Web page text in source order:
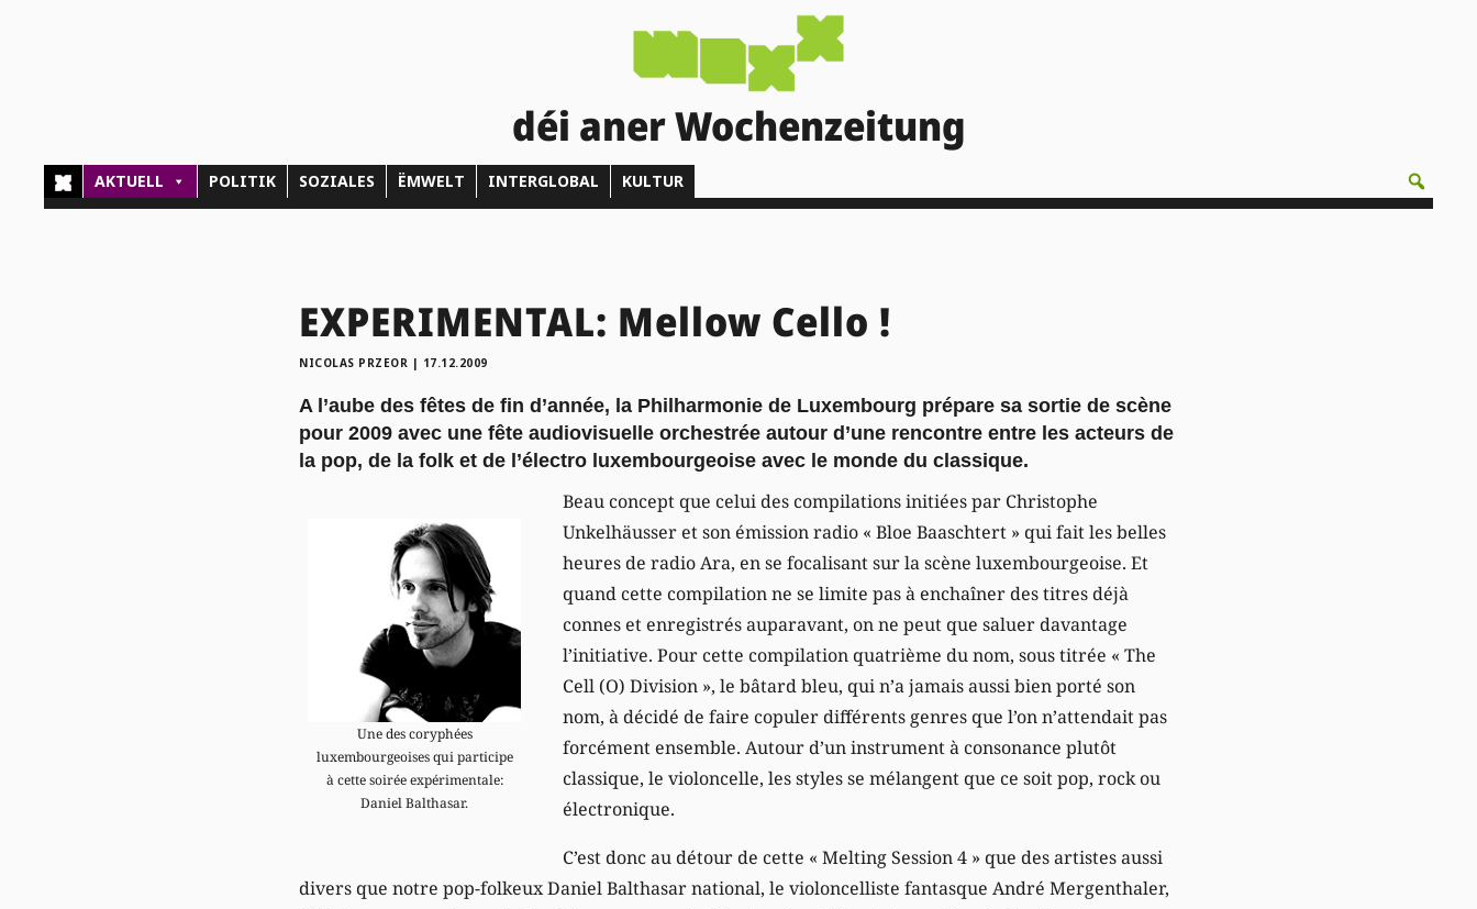
déi aner Wochenzeitung
AKTUELL POLITIK SOZIALES ËMWELT INTERGLOBAL KULTUR
EXPERIMENTAL: Mellow Cello !
NICOLAS PRZEOR | 17.12.2009
A l’aube des fêtes de fin d’année, la Philharmonie de Luxembourg prépare sa sortie de scène
pour 2009 avec une fête audiovisuelle orchestrée autour d’une rencontre entre les acteurs de
la pop, de la folk et de l’électro luxembourgeoise avec le monde du classique.
Une des coryphées
luxembourgeoises qui participe
à cette soirée expérimentale:
Daniel Balthasar.
Beau concept que celui des compilations initiées par Christophe
Unkelhäusser et son émission radio « Bloe Baaschtert » qui fait les belles
heures de radio Ara, en se focalisant sur la scène luxembourgeoise. Et
quand cette compilation ne se limite pas à enchaîner des titres déjà
connes et enregistrés auparavant, on ne peut que saluer davantage
l’initiative. Pour cette compilation quatrième du nom, sous titrée « The
Cell (O) Division », le bâtard bleu, qui n’a jamais aussi bien porté son
nom, à décidé de faire copuler différents genres que l’on n’attendait pas
forcément ensemble. Autour d’un instrument à consonance plutôt
classique, le violoncelle, les styles se mélangent que ce soit pop, rock ou
électronique.
C’est donc au détour de cette « Melting Session 4 » que des artistes aussi
divers que notre pop-folkeux Daniel Balthasar national, le violoncelliste fantasque André Mergenthaler,